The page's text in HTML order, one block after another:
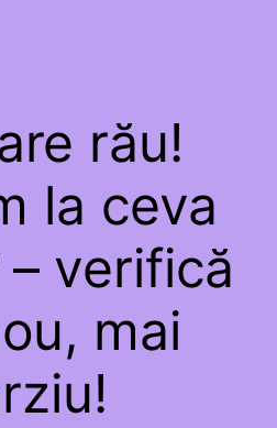
rău!
la ceva
verifică
mai